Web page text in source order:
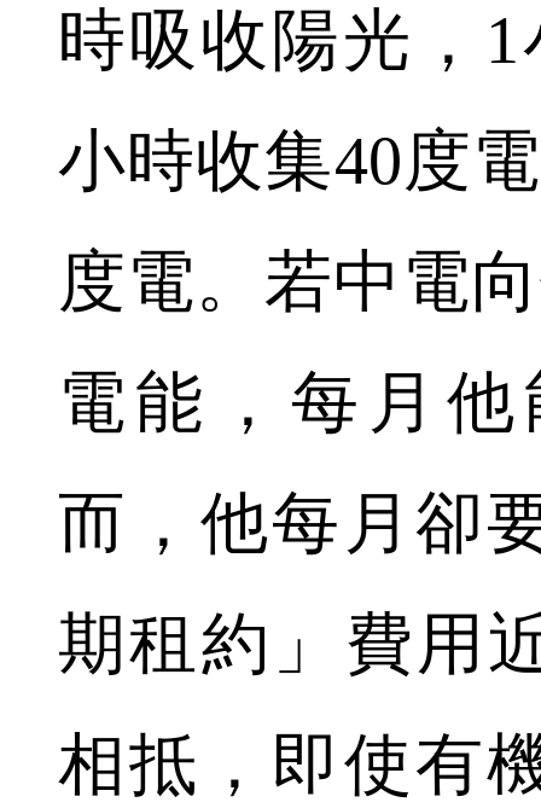
時吸收陽光，
小時收集40度
度電。若中電
電能，每月他
而，他每月卻
期租約」費用
相抵，即使有